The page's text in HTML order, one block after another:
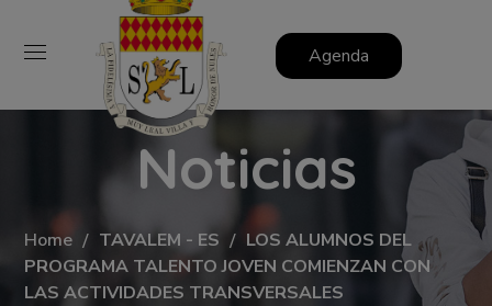
Agenda
Noticias
Home TAVALEM - ES
LOS ALUMNOS DEL
PROGRAMA TALENTO JOVEN COMIENZAN CON
LAS ACTIVIDADES TRANSVERSALES